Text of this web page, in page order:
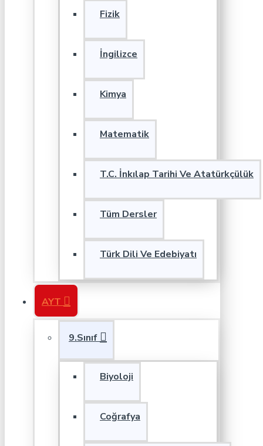
Fizik
İngilizce
Kimya
Matematik
T.C. İnkılap Tarihi Ve Atatürkçülük
Tüm Dersler
Türk Dili Ve Edebiyatı
AYT
9.Sınıf
Biyoloji
Coğrafya